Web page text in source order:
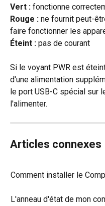
Vert : fonctionne
Rouge : ne fournit peut-
faire fonctionner les
Éteint : pas de courant
Si le voyant PWR est
d'une alimentation
le port USB-C spécial sur
l'alimenter.
Articles connexes
Comment installer le
L'anneau d'état de mon